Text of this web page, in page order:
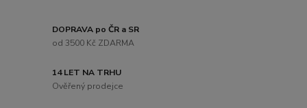
DOPRAVA po ČR a SR
od 3500 Kč ZDARMA
14 LET NA TRHU
Ověřený prodejce